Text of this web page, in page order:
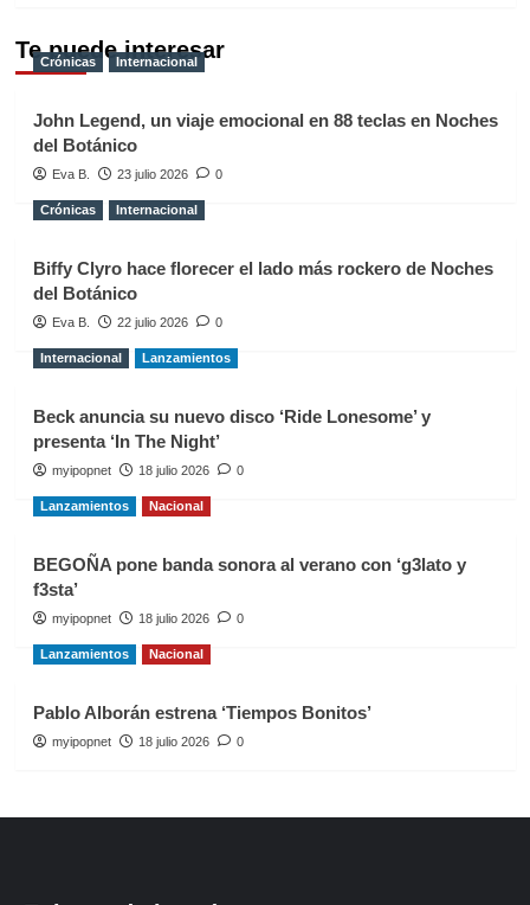
Te puede interesar
Crónicas Internacional
John Legend, un viaje emocional en 88 teclas en Noches
del Botánico
Eva B. 23 julio 2026 0
Crónicas Internacional
Biffy Clyro hace florecer el lado más rockero de Noches
del Botánico
Eva B. 22 julio 2026 0
Internacional Lanzamientos
Beck anuncia su nuevo disco ‘Ride Lonesome’ y
presenta ‘In The Night’
myipopnet 18 julio 2026 0
Lanzamientos Nacional
BEGOÑA pone banda sonora al verano con ‘g3lato y
f3sta’
myipopnet 18 julio 2026 0
Lanzamientos Nacional
Pablo Alborán estrena ‘Tiempos Bonitos’
myipopnet 18 julio 2026 0